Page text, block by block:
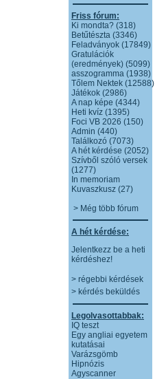
Friss fórum:
Ki mondta? (318)
Betűtészta (3346)
Feladványok (17849)
Gratulációk
(eredmények) (5099)
asszogramma (1938)
Tőlem Nektek (12588)
Játékok (2986)
A nap képe (4344)
Heti kvíz (1395)
Foci VB 2026 (150)
Admin (440)
Találkozó (7073)
A hét kérdése (2052)
Szívből szóló versek
(1277)
In memoriam
Kuvaszkusz (27)
> Még több fórum
A hét kérdése:
Jelentkezz be a heti
kérdéshez!
> régebbi kérdések
> kérdés beküldés
Legolvasottabbak:
IQ teszt
Egy angliai egyetem
kutatásai
Varázsgömb
Hipnózis
Agyscanner